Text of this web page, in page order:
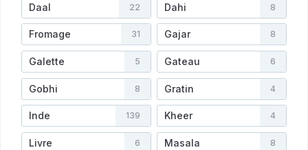
Daal 22 Dahi 8
Fromage 31 Gajar 8
Galette 5 Gateau 6
Gobhi 8 Gratin 4
Inde 139 Kheer 4
Livre 6 Masala 8